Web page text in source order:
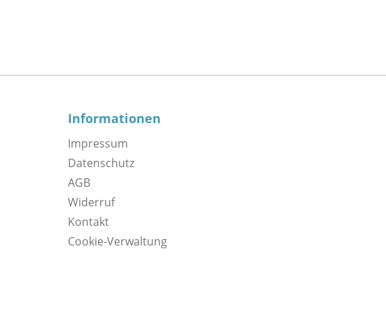
Informationen
Impressum
Datenschutz
AGB
Widerruf
Kontakt
Cookie-Verwaltung